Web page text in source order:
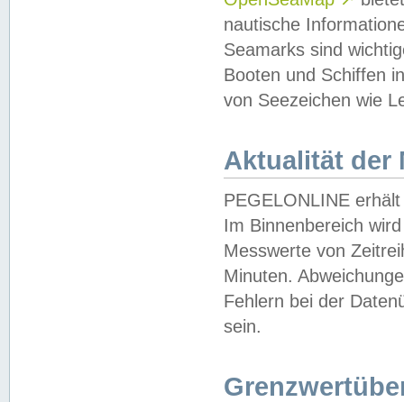
nautische
Seamarks sind
Booten und Schiffen
von Seezeichen wie
Aktualität der
PEGELONLINE
Im Binnenbereich
Messwerte von
Minuten.
Fehlern bei der
sein.